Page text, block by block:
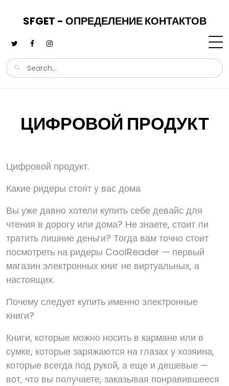
SFGET - ОПРЕДЕЛЕНИЕ КОНТАКТОВ
ЦИФРОВОЙ ПРОДУКТ
Цифровой продукт.
Какие ридеры стоят у вас дома
Вы уже давно хотели купить себе девайс для
чтения в дорогу или дома? Не знаете, стоит ли
тратить лишние деньги? Тогда вам точно стоит
посмотреть на ридеры CoolReader — первый
магазин электронных книг не виртуальных, а
настоящих.
Почему следует купить именно электронные
книги?
Книги, которые можно носить в кармане или в
сумке, которые заряжаются на глазах у хозяина,
которые всегда под рукой, а еще и дешевые —
вот, что вы получаете, заказывая понравившееся